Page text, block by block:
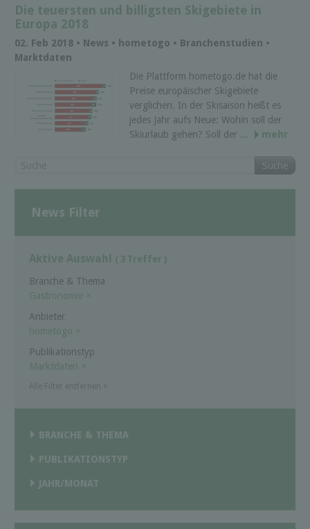
Die teuersten und billigsten Skigebiete in
Europa 2018
02. Feb 2018 • News • hometogo • Branchenstudien •
Marktdaten
Die Plattform hometogo.de hat die
Preise europäischer Skigebiete
verglichen. In der Skisaison heißt es
jedes Jahr aufs Neue: Wohin soll der
Skiurlaub gehen? Soll der ...
mehr
Suche
News Filter
Aktive Auswahl ( 3 Treffer )
Branche & Thema
Gastronomie ×
Anbieter
hometogo ×
Publikationstyp
Marktdaten ×
BRANCHE & THEMA
PUBLIKATIONSTYP
JAHR/MONAT